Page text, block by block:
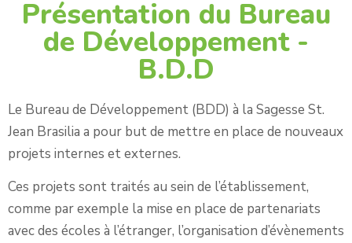
Présentation du Bureau
de Développement -
B.D.D
Le Bureau de Développement (BDD) à la Sagesse St.
Jean Brasilia a pour but de mettre en place de nouveaux
projets internes et externes.
Ces projets sont traités au sein de l’établissement,
comme par exemple la mise en place de partenariats
avec des écoles à l’étranger, l’organisation d’évènements